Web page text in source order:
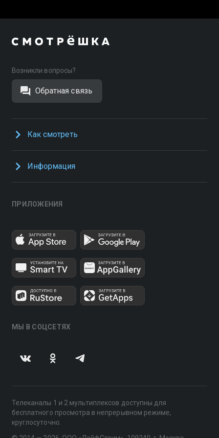
Возникли вопросы?
Обратная связь
Как смотреть
Информация
ПРИЛОЖЕНИЯ
МЫ В СОЦСЕТЯХ
Телеканалы 1 и 2 мультиплексов доступны для
бесплатного просмотра в непрерывном режиме,
круглосуточно.